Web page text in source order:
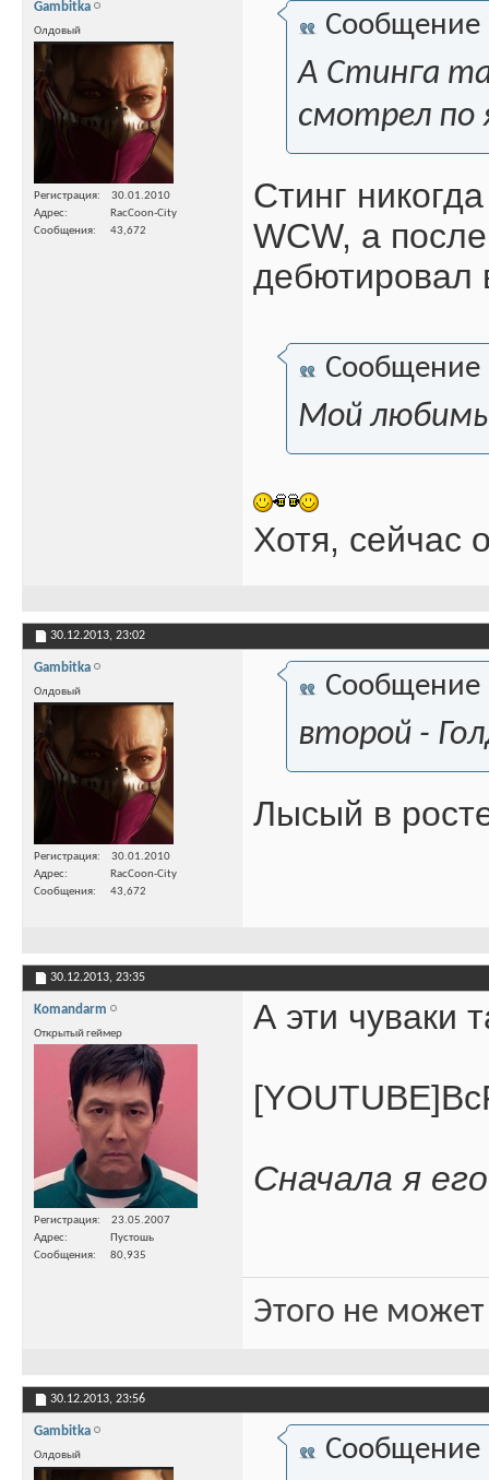
Gambitka
Олдовый
Регистрация
30.01.2010
Адрес
RacCoon-City
Сообщения
43,672
Сообщение
А Стинга
смотрел по
Стинг
WCW, а
дебютировал
Сообщение
Мой
Хотя, сейчас
30.12.2013, 23:02
Gambitka
Олдовый
Регистрация
30.01.2010
Адрес
RacCoon-City
Сообщения
43,672
Сообщение
второй -
Лысый в
30.12.2013, 23:35
Komandarm
Открытый геймер
Регистрация
23.05.2007
Адрес
Пустошь
Сообщения
80,935
А эти чуваки
Сначала я
Этого не
30.12.2013, 23:56
Gambitka
Олдовый Сообщение